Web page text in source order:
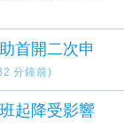
首開二次申
分鐘前)
起降受影響